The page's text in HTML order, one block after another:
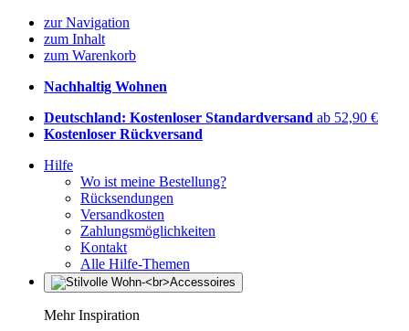
zur Navigation
zum Inhalt
zum Warenkorb
Nachhaltig Wohnen
Deutschland: Kostenloser Standardversand ab 52,90 €
Kostenloser Rückversand
Hilfe
Wo ist meine Bestellung?
Rücksendungen
Versandkosten
Zahlungsmöglichkeiten
Kontakt
Alle Hilfe-Themen
Mehr Inspiration